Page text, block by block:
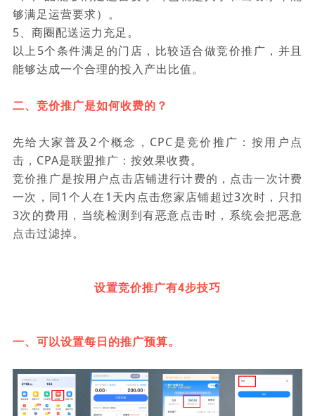
够满足运营要求）。
5、商圈配送运力充足。
以上5个条件满足的门店，比较适合做竞价推广，并且
能够达成一个合理的投入产出比值。
二、竞价推广是如何收费的？
先给大家普及2个概念，CPC是竞价推广：按用户点
击，CPA是联盟推广：按效果收费。
竞价推广是按用户点击店铺进行计费的，点击一次计费
一次，同1个人在1天内点击您家店铺超过3次时，只扣
3次的费用，当统检测到有恶意点击时，系统会把恶意
点击过滤掉。
设置竞价推广有4步技巧
一、可以设置每日的推广预算。